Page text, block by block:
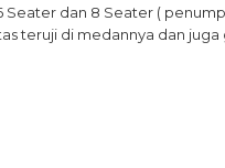
dan 8 Seater (
teruji di medannya dan